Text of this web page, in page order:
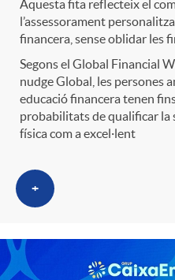
Aquesta fita reflecteix el
l’assessorament
financera, sense oblidar les
Segons el Global Financial
nudge Global, les persones
educació financera tenen
probabilitats de qualificar la
física com a excel·lent
+